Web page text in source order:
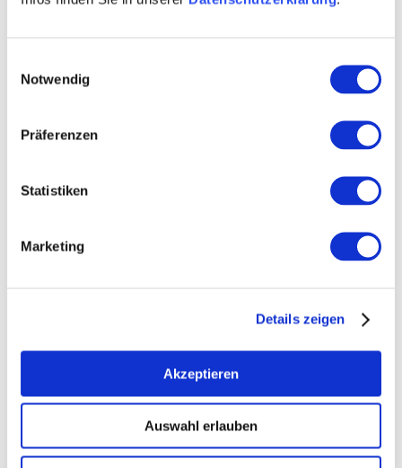
Notwendig
Präferenzen
Statistiken
Marketing
Details zeigen
Akzeptieren
Auswahl erlauben
KONTAKT
Weitere Veranstaltungen in der Nähe